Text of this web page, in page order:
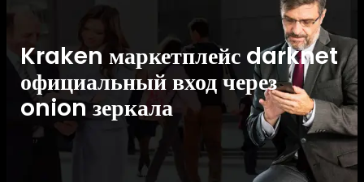
Kraken маркетплейс darknet
официальный вход через
onion зеркала